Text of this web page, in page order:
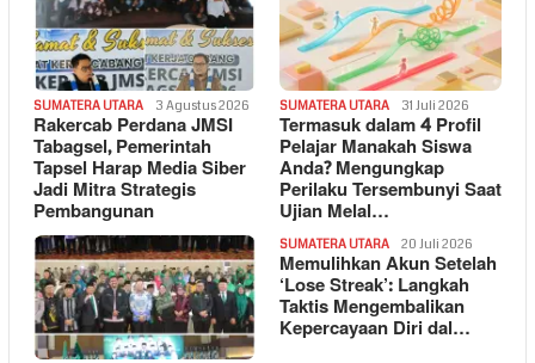
SUMATERA UTARA 3 Agustus 2026
Rakercab Perdana JMSI
Tabagsel, Pemerintah
Tapsel Harap Media Siber
Jadi Mitra Strategis
Pembangunan
SUMATERA UTARA 31 Juli 2026
Termasuk dalam 4 Profil
Pelajar Manakah Siswa
Anda? Mengungkap
Perilaku Tersembunyi Saat
Ujian Melal…
SUMATERA UTARA 20 Juli 2026
Memulihkan Akun Setelah
‘Lose Streak’: Langkah
Taktis Mengembalikan
Kepercayaan Diri dal…